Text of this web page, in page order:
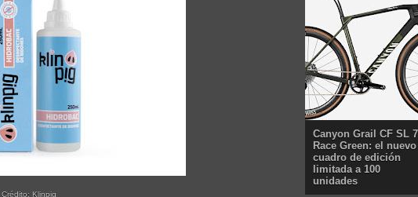
Crédito: Klinpig
Canyon Grail CF SL 7
Race Green: el nuevo
cuadro de edición
limitada a 100
unidades